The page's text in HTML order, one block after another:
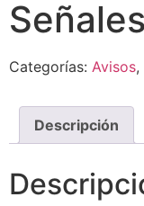
Señales
Categorías: Avisos,
Descripción